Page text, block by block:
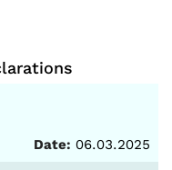
Date: 06.03.2025